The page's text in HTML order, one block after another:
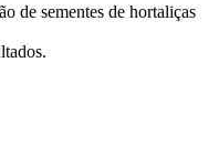
de sementes de hortaliças